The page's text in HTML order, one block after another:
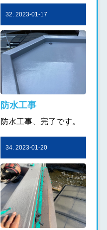
32. 2023-01-17
防水工事
防水工事、完了です。
34. 2023-01-20